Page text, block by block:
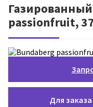
passionfruit,
Для заказа